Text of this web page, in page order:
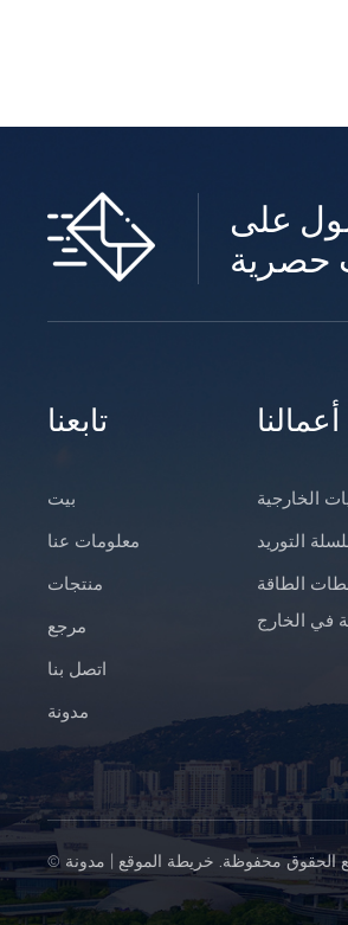
على
تابعنا
بيت
معلومات عنا
منتجات
مرجع
اتصل بنا
مدونة
أعمالنا
الخارجية
الطاقة
في الخارج
الحقوق محفوظة. خريطة الموقع مدونة